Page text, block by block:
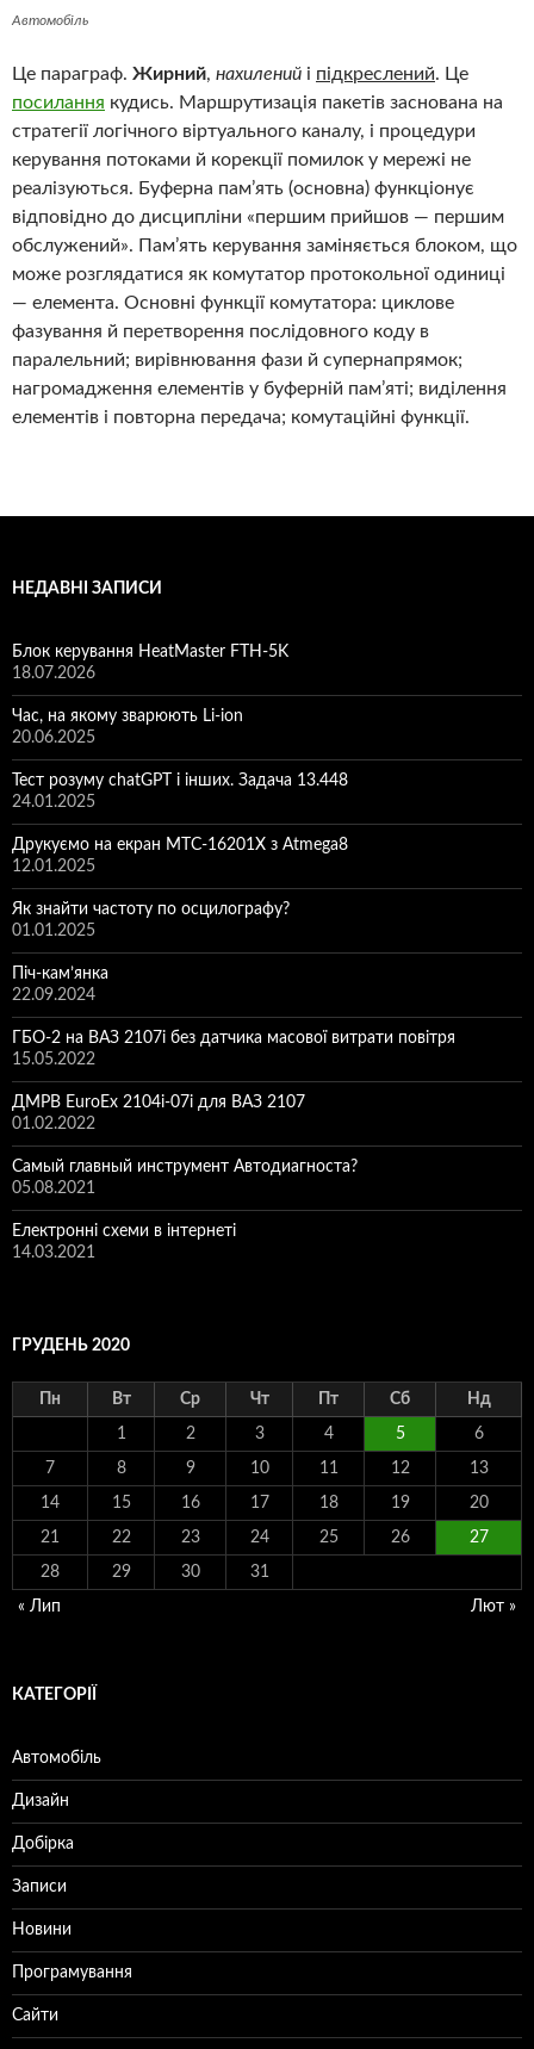
Автомобіль
Це параграф. Жирний, нахилений і підкреслений. Це
посилання кудись. Маршрутизація пакетів заснована на
стратегії логічного віртуального каналу, і процедури
керування потоками й корекції помилок у мережі не
реалізуються. Буферна пам’ять (основна) функціонує
відповідно до дисципліни «першим прийшов — першим
обслужений». Пам’ять керування заміняється блоком, що
може розглядатися як комутатор протокольної одиниці
— елемента. Основні функції комутатора: циклове
фазування й перетворення послідовного коду в
паралельний; вирівнювання фази й супернапрямок;
нагромадження елементів у буферній пам’яті; виділення
елементів і повторна передача; комутаційні функції.
НЕДАВНІ ЗАПИСИ
Блок керування HeatMaster FTH-5K
18.07.2026
Час, на якому зварюють Li-ion
20.06.2025
Тест розуму chatGPT і інших. Задача 13.448
24.01.2025
Друкуємо на екран MTC-16201X з Atmega8
12.01.2025
Як знайти частоту по осцилографу?
01.01.2025
Піч-кам’янка
22.09.2024
ГБО-2 на ВАЗ 2107і без датчика масової витрати повітря
15.05.2022
ДМРВ EuroEx 2104i-07i для ВАЗ 2107
01.02.2022
Самый главный инструмент Автодиагноста?
05.08.2021
Електронні схеми в інтернеті
14.03.2021
ГРУДЕНЬ 2020
Пн Вт Ср Чт Пт Сб Нд
1 2 3 4 5 6
7 8 9 10 11 12 13
14 15 16 17 18 19 20
21 22 23 24 25 26 27
28 29 30 31
« Лип Лют »
КАТЕГОРІЇ
Автомобіль
Дизайн
Добірка
Записи
Новини
Програмування
Сайти